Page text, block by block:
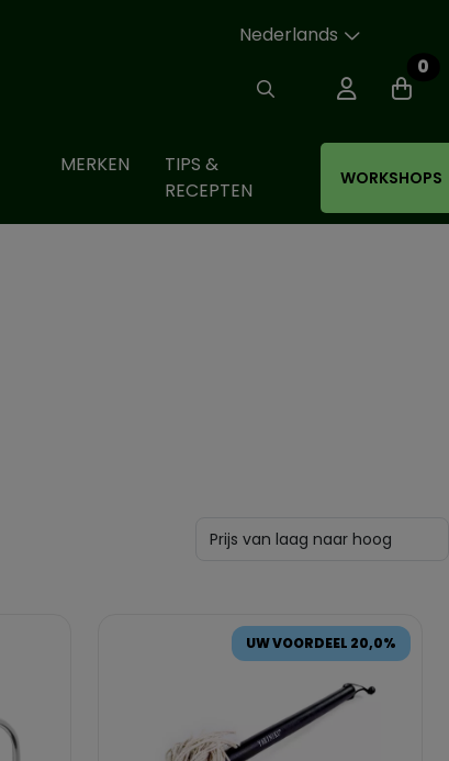
Nederlands
0
MERKEN
TIPS &
RECEPTEN
WORKSHOPS
UW VOORDEEL 20,0%